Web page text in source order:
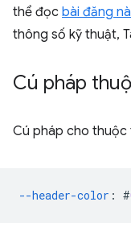
thể đọc bài đăng
thông số kỹ thuật,
Cú pháp
Cú pháp cho thuộc
--header-color : #